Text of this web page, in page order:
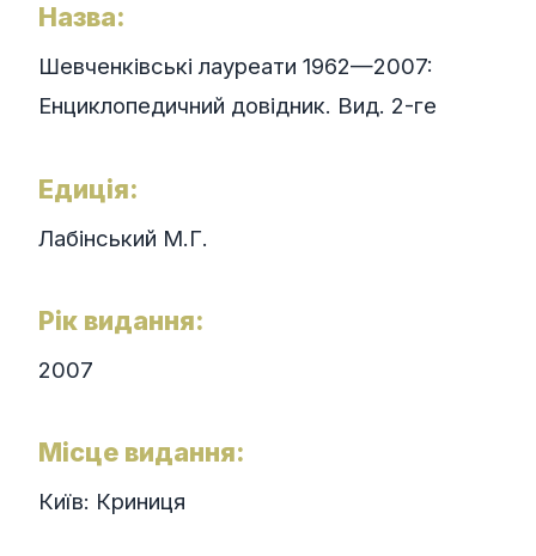
Назва:
Шевченківські лауреати 1962—2007:
Енциклопедичний довідник. Вид. 2-ге
Едиція:
Лабінський М.Г.
Рік видання:
2007
Місце видання:
Київ: Криниця